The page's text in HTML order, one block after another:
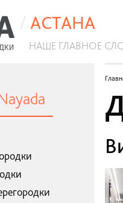
/ АСТАНА
НАШЕ ГЛАВНОЕ